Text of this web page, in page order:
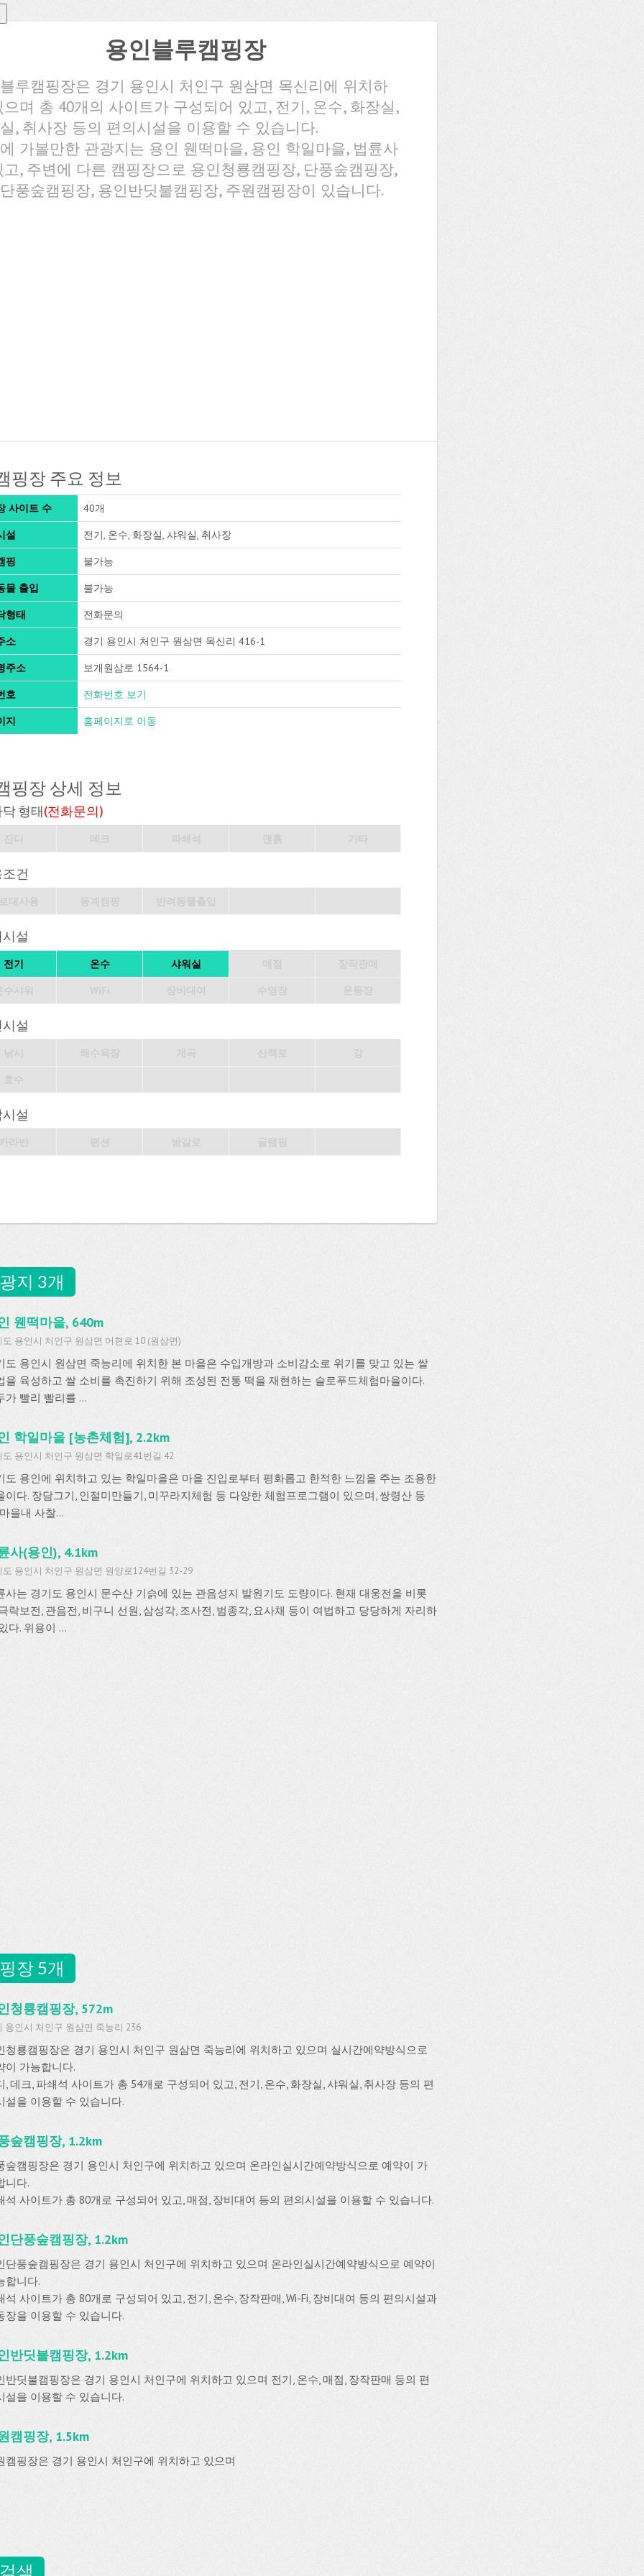
용인블루캠핑장
루캠핑장은 경기 용인시 처인구 원삼면 목신리에 위치하
며 총 40개의 사이트가 구성되어 있고, 전기, 온수, 화장실,
, 취사장 등의 편의시설을 이용할 수 있습니다.
가볼만한 관광지는 용인 웬떡마을, 용인 학일마을, 법륜사
, 주변에 다른 캠핑장으로 용인청룡캠핑장, 단풍숲캠핑장,
풍숲캠핑장, 용인반딧불캠핑장, 주원캠핑장이 있습니다.
핑장 주요 정보
사이트 수 40개
설 전기, 온수, 화장실, 샤워실, 취사장
핑 불가능
물 출입 불가능
형태 전화문의
소 경기 용인시 처인구 원삼면 목신리 416-1
주소 보개원삼로 1564-1
호 전화번호 보기
지 홈페이지로 이동
핑장 상세 정보
형태(전화문의)
건
설
전기 온수 샤워실
설
설
지 3개
웬떡마을, 640m
도 용인시 처인구 원삼면 어현로 10 (원삼면)
도 용인시 원삼면 죽능리에 위치한 본 마을은 수입개방과 소비감소로 위기를 맞고 있는 쌀
을 육성하고 쌀 소비를 촉진하기 위해 조성된 전통 떡을 재현하는 슬로푸드체험마을이다.
가 빨리 빨리를 ...
학일마을 [농촌체험], 2.2km
도 용인시 처인구 원삼면 학일로41번길 42
도 용인에 위치하고 있는 학일마을은 마을 진입로부터 평화롭고 한적한 느낌을 주는 조용한
이다. 장담그기, 인절미만들기, 미꾸라지체험 등 다양한 체험프로그램이 있으며, 쌍령산 등
을내 사찰...
사(용인), 4.1km
도 용인시 처인구 원삼면 원양로124번길 32-29
사는 경기도 용인시 문수산 기슭에 있는 관음성지 발원기도 도량이다. 현재 대웅전을 비롯
락보전, 관음전, 비구니 선원, 삼성각, 조사전, 범종각, 요사채 등이 여법하고 당당하게 자리하
다. 위용이 ...
장 5개
청룡캠핑장, 572m
용인시 처인구 원삼면 죽능리 236
청룡캠핑장은 경기 용인시 처인구 원삼면 죽능리에 위치하고 있으며 실시간예약방식으로
이 가능합니다.
, 데크, 파쇄석 사이트가 총 54개로 구성되어 있고, 전기, 온수, 화장실, 샤워실, 취사장 등의 편
설을 이용할 수 있습니다.
숲캠핑장, 1.2km
숲캠핑장은 경기 용인시 처인구에 위치하고 있으며 온라인실시간예약방식으로 예약이 가
니다.
석 사이트가 총 80개로 구성되어 있고, 매점, 장비대여 등의 편의시설을 이용할 수 있습니다.
단풍숲캠핑장, 1.2km
단풍숲캠핑장은 경기 용인시 처인구에 위치하고 있으며 온라인실시간예약방식으로 예약이
합니다.
석 사이트가 총 80개로 구성되어 있고, 전기, 온수, 장작판매, Wi-Fi, 장비대여 등의 편의시설과
장을 이용할 수 있습니다.
반딧불캠핑장, 1.2km
반딧불캠핑장은 경기 용인시 처인구에 위치하고 있으며 전기, 온수, 매점, 장작판매 등의 편
설을 이용할 수 있습니다.
캠핑장, 1.5km
캠핑장은 경기 용인시 처인구에 위치하고 있으며
색